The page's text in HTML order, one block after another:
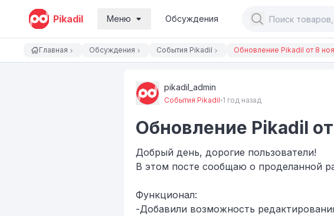
Pikadil Меню Обсуждения
Главная Обсуждения События Pikadil Обновление Pikadil от 8
pikadil_admin
События Pikadil 1 год назад
Обновление Pikadil
Добрый день, дорогие пользователи!
​В этом посте сообщаю о проделанной
​​Функционал:
​-Добавили возможность